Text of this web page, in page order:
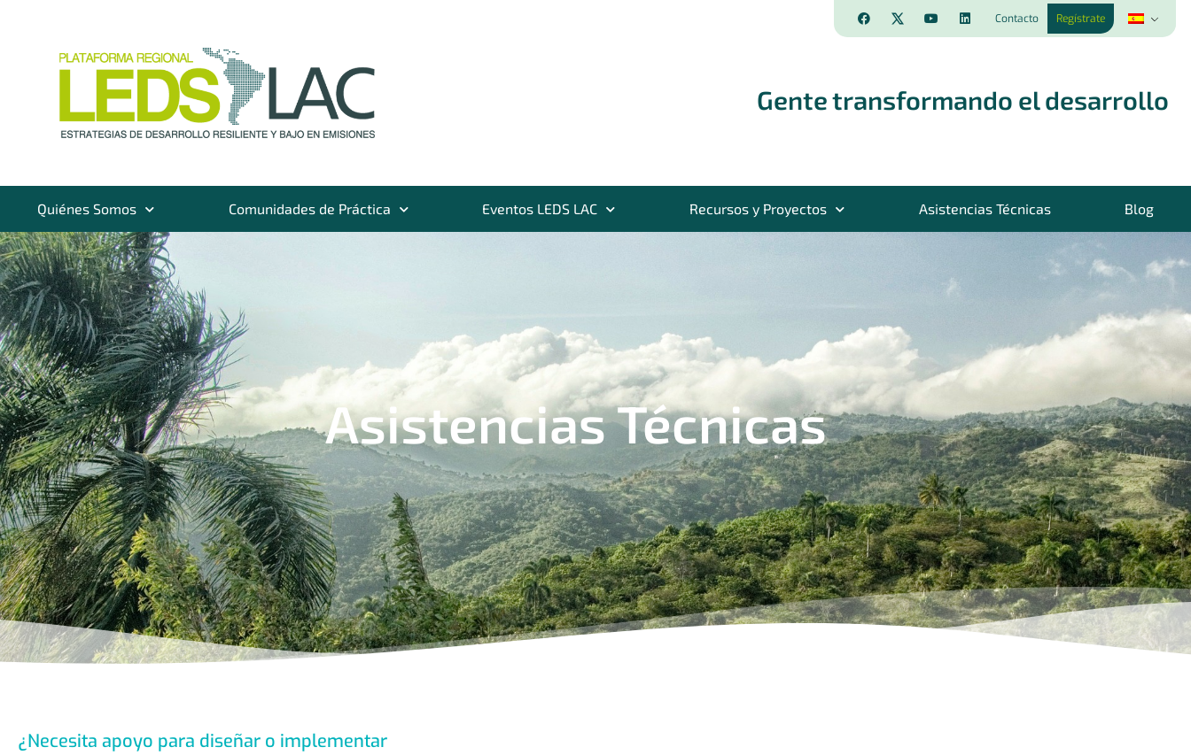
Contacto Regístrate
Gente transformando el desarrollo
Quiénes Somos Comunidades de Práctica Eventos LEDS LAC Recursos y Proyectos Asistencias Técnicas Blog
Asistencias Técnicas
¿Necesita apoyo para diseñar o implementar